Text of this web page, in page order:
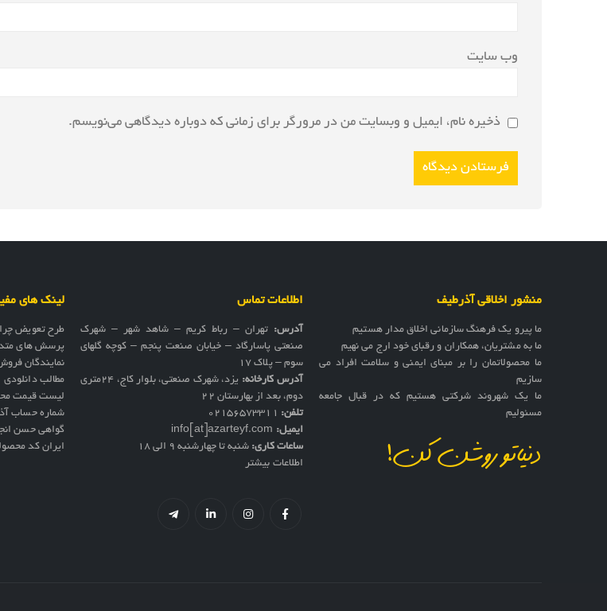
وب‌ سایت
ذخیره نام، ایمیل و وبسایت من در مرورگر برای زمانی که دوباره دیدگاهی می‌نویسم.
منشور اخلاقی آذرطیف
ما پیرو یک فرهنگ سازمانی اخلاق مدار هستیم
ما به مشتریان، همکاران و رقبای خود ارج می نهیم
ما محصولاتمان را بر مبنای ایمنی و سلامت افراد می
سازیم
ما یک شهروند شرکتی هستیم که در قبال جامعه
مسئولیم
دنیاتو روشن کن!
اطلاعات تماس
آدرس: تهران – رباط کریم – شاهد شهر – شهرک
صنعتی پاسارگاد – خیابان صنعت پنجم – کوچه گلهای
سوم – پلاک 17
آدرس کارخانه:
یزد، شهرک صنعتی، بلوار کاج، ۲۴متری
دوم، بعد از بهارستان ۲۲
تلفن: 02156573311
ایمیل: info[at]azarteyf.com
ساعات کاری: شنبه تا چهارشنبه 9 الی 18
اطلاعات بیشتر
لینک های
طرح تعویض
پرسش های
نمایندگان
مطالب دانلودی
لیست قیمت
شماره حساب
گواهی حسن
ایران کد